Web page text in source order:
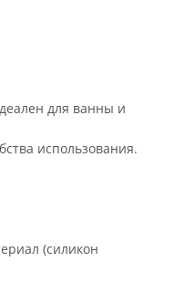
для ванны и
использования.
(силикон